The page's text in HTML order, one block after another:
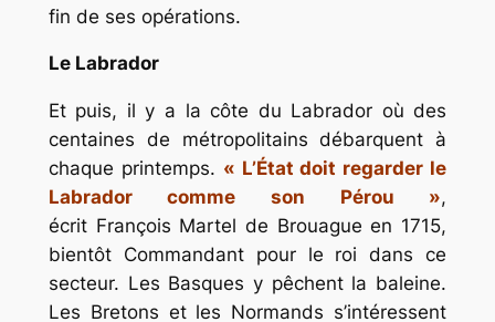
fin de ses opérations.
Le Labrador
Et puis, il y a la côte du Labrador où des
centaines de métropolitains débarquent à
chaque printemps. « L’État doit regarder le
Labrador comme son Pérou »,
écrit François Martel de Brouague en 1715,
bientôt Commandant pour le roi dans ce
secteur. Les Basques y pêchent la baleine.
Les Bretons et les Normands s’intéressent